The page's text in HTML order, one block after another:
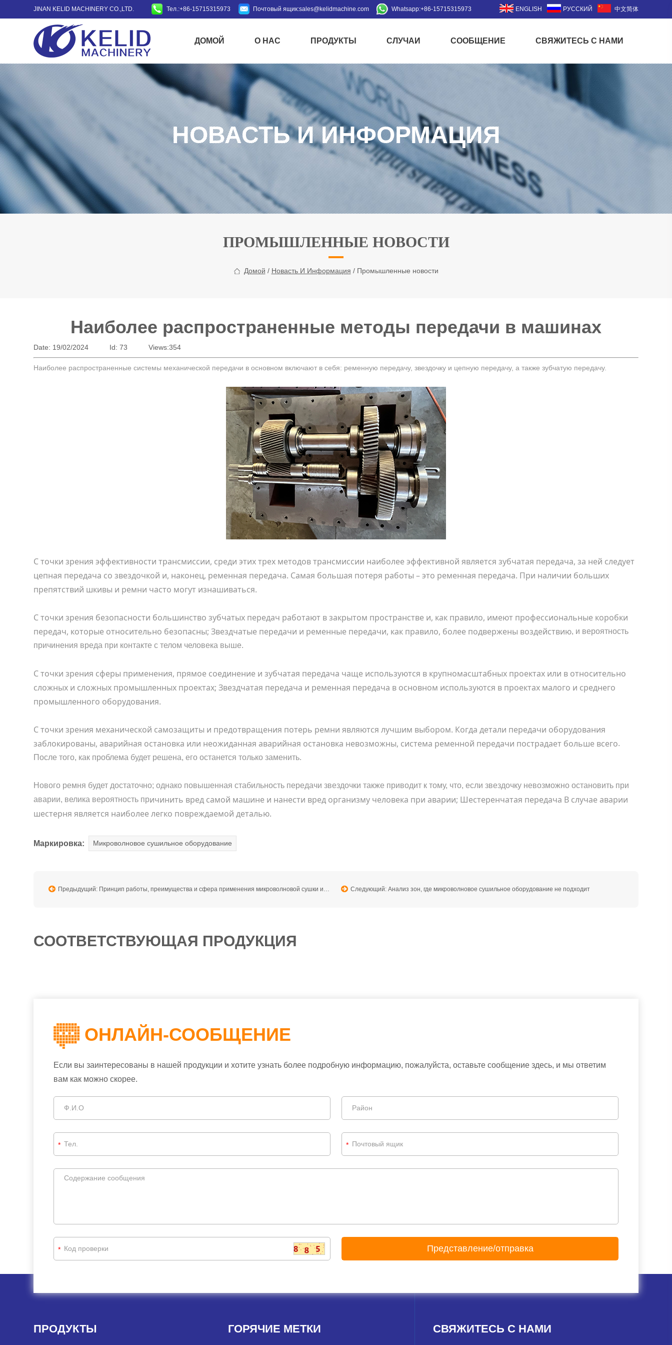
JINAN KELID MACHINERY CO.,LTD. Тел.:+86-15715315973 Почтовый ящик:sales@kelidmachine.com Whatsapp:+86-15715315973 ENGLISH РУССКИЙ 中文简体
ДОМОЙ О НАС ПРОДУКТЫ СЛУЧАИ СООБЩЕНИЕ СВЯЖИТЕСЬ С НАМИ
НОВАСТЬ И ИНФОРМАЦИЯ
ПРОМЫШЛЕННЫЕ НОВОСТИ
Домой / Новасть И Информация / Промышленные новости
Наиболее распространенные методы передачи в машинах
Date: 19/02/2024 Id: 73 Views:354
Наиболее распространенные системы механической передачи в основном включают в себя: ременную передачу, звездочку и цепную передачу, а также зубчатую передачу.
Сточки зрения эффективности трансмиссии, среди этих трех методов трансмиссии наиболее эффективной является зубчатая передача, за ней следует
цепная передача со звездочкой и, наконец, ременная передача. Самая большая потеря работы – это ременная передача. При наличии больших
препятствий шкивы и ремни часто могут изнашиваться.
Сточки зрения безопасности большинство зубчатых передач работают в закрытом пространстве и, как правило, имеют профессиональные коробки
передач, которые относительно безопасны; Звездчатые передачи и ременные передачи, как правило, более подвержены воздействию, и вероятность
причинения вреда при контакте с телом человека выше.
Сточки зрения сферы применения, прямое соединение и зубчатая передача чаще используются в крупномасштабных проектах или в относительно
сложных и сложных промышленных проектах; Звездчатая передача и ременная передача в основном используются в проектах малого и среднего
промышленного оборудования.
Сточки зрения механической самозащиты и предотвращения потерь ремни являются лучшим выбором. Когда детали передачи оборудования
заблокированы, аварийная остановка или неожиданная аварийная остановка невозможны, система ременной передачи пострадает больше всего.
После того, как проблема будет решена, его останется только заменить.
Нового ремня будет достаточно; однако повышенная стабильность передачи звездочки также приводит к тому, что, если звездочку невозможно остановить при
аварии, велика вероятность причинить вред самой машине и нанести вред организму человека при аварии; Шестеренчатая передача В случае аварии
шестерня является наиболее легко повреждаемой деталью.
Маркировка: Микроволновое сушильное оборудование
Предыдущий: Принцип работы, преимущества и сфера применения микроволновой сушки и стерилизации. Следующий: Анализ зон, где микроволновое сушильное оборудование не подходит
СООТВЕТСТВУЮЩАЯ ПРОДУКЦИЯ
ОНЛАЙН-СООБЩЕНИЕ
Если вы заинтересованы в нашей продукции и хотите узнать более подробную информацию, пожалуйста, оставьте сообщение здесь, и мы ответим
вам как можно скорее.
* *
*
ПРОДУКТЫ ГОРЯЧИЕ МЕТКИ СВЯЖИТЕСЬ С НАМИ